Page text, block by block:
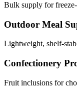
Bulk supply for
Outdoor Meal
Lightweight, shelf-
Confectionery
Fruit inclusions for